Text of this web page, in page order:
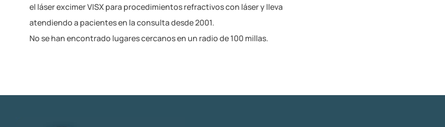
el láser excimer VISX para procedimientos refractivos con láser y lleva
atendiendo a pacientes en la consulta desde 2001.
No se han encontrado lugares cercanos en un radio de 100 millas.